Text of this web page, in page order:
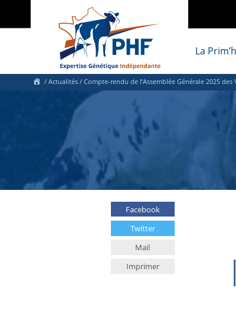
La
/ Actualités / Compte-rendu de l’Assemblée Générale 2025 des
Facebook
Twitter
Mail
Imprimer